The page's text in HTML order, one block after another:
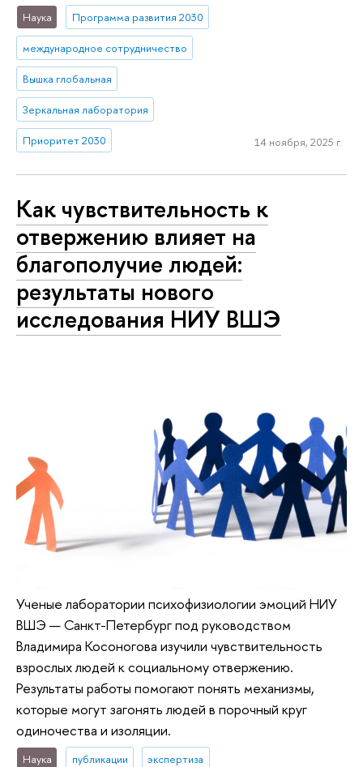
Наука Программа развития 2030
международное сотрудничество
Вышка глобальная
Зеркальная лаборатория
Приоритет 2030 14 ноября, 2025 г.
Как чувствительность к
отвержению влияет на
благополучие людей:
результаты нового
исследования НИУ ВШЭ
Ученые лаборатории психофизиологии эмоций НИУ
ВШЭ — Санкт-Петербург под руководством
Владимира Косоногова изучили чувствительность
взрослых людей к социальному отвержению.
Результаты работы помогают понять механизмы,
которые могут загонять людей в порочный круг
одиночества и изоляции.
Наука публикации экспертиза